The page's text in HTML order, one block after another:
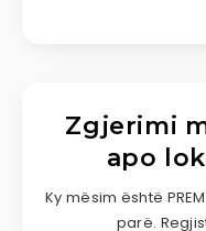
Zgjerimi
apo
Ky mësim është
parë.